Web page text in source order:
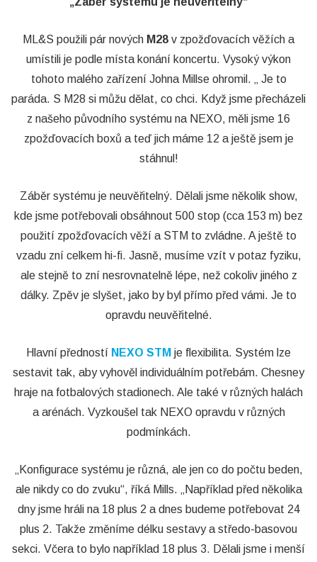
ML&S použili pár nových M28 v zpožďovacích věžích a
umístili je podle místa konání koncertu. Vysoký výkon
tohoto malého zařízení Johna Millse ohromil. „ Je to
paráda. S M28 si můžu dělat, co chci. Když jsme přecházeli
z našeho původního systému na NEXO, měli jsme 16
zpožďovacích boxů a teď jich máme 12 a ještě jsem je
stáhnul!
Záběr systému je neuvěřitelný. Dělali jsme několik show,
kde jsme potřebovali obsáhnout 500 stop (cca 153 m) bez
použití zpožďovacích věží a STM to zvládne. A ještě to
vzadu zní celkem hi-fi. Jasně, musíme vzít v potaz fyziku,
ale stejně to zní nesrovnatelně lépe, než cokoliv jiného z
dálky. Zpěv je slyšet, jako by byl přímo před vámi. Je to
opravdu neuvěřitelné.
Hlavní předností NEXO STM je flexibilita. Systém lze
sestavit tak, aby vyhověl individuálním potřebám. Chesney
hraje na fotbalových stadionech. Ale také v různých halách
a arénách. Vyzkoušel tak NEXO opravdu v různých
podmínkách.
„Konfigurace systému je různá, ale jen co do počtu beden,
ale nikdy co do zvuku“, říká Mills. „Například před několika
dny jsme hráli na 18 plus 2 a dnes budeme potřebovat 24
plus 2. Takže změníme délku sestavy a středo-basovou
sekci. Včera to bylo například 18 plus 3. Dělali jsme i menší